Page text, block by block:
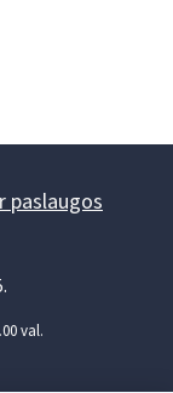
paslaugos
val.